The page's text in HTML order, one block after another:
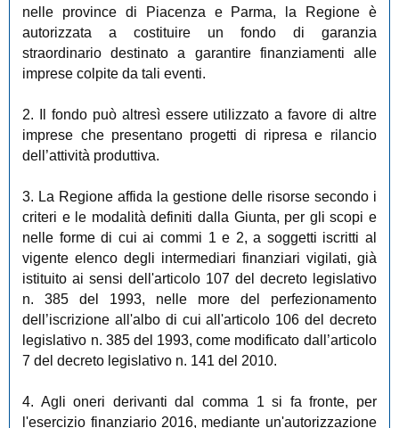
nelle province di Piacenza e Parma, la Regione è
autorizzata a costituire un fondo di garanzia
straordinario destinato a garantire finanziamenti alle
imprese colpite da tali eventi.
2. Il fondo può altresì essere utilizzato a favore di altre
imprese che presentano progetti di ripresa e rilancio
dell’attività produttiva.
3. La Regione affida la gestione delle risorse secondo i
criteri e le modalità definiti dalla Giunta, per gli scopi e
nelle forme di cui ai commi 1 e 2, a soggetti iscritti al
vigente elenco degli intermediari finanziari vigilati, già
istituito ai sensi dell'articolo 107 del decreto legislativo
n. 385 del 1993, nelle more del perfezionamento
dell’iscrizione all'albo di cui all'articolo 106 del decreto
legislativo n. 385 del 1993, come modificato dall’articolo
7 del decreto legislativo n. 141 del 2010.
4. Agli oneri derivanti dal comma 1 si fa fronte, per
l'esercizio finanziario 2016, mediante un'autorizzazione